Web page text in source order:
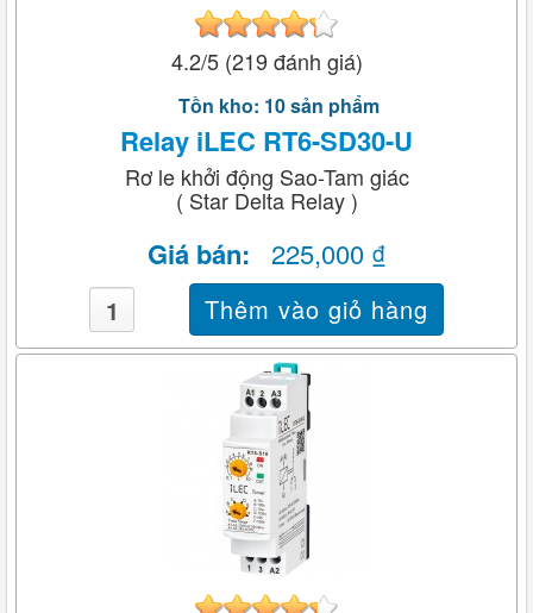
4.2/5 (219 đánh giá)
Tồn kho: 10 sản phẩm
Relay iLEC RT6-SD30-U
Rơ le khởi động Sao-Tam giác
( Star Delta Relay )
Giá bán: 225,000 ₫